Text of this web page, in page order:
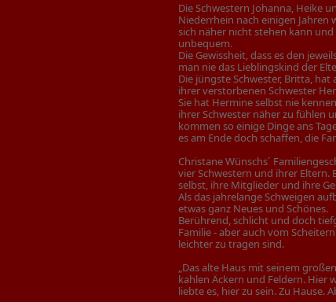
Die Schwestern Johanna, Heike
Niederrhein nach einigen Jahren
sich näher nicht stehen kann
unbequem.
Die Gewissheit, dass es den
man nie das Lieblingskind der
Die jüngste Schwester, Britta, hat
ihrer verstorbenen Schwester
Sie hat Hermine selbst nie
ihrer Schwester näher zu fühlen
kommen so einige Dinge ans
es am Ende doch schaffen, die
Christane Wünschs´
vier Schwestern und ihrer Eltern.
selbst, ihre Mitglieder und ihre
Als das jahrelange Schweigen
etwas ganz Neues und Schönes.
Berührend, schlicht und doch
Familie - aber auch vom
leichter zu tragen sind.
„Das alte Haus mit seinem
kahlen Äckern und Feldern. Hier
liebte es, hier zu sein. Zu Hause.